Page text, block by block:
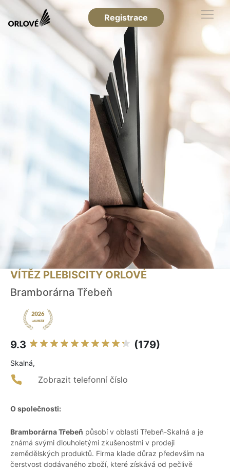
Registrace
VÍTĚZ PLEBISCITY ORLOVÉ
Bramborárna Třebeň
9.3 (179)
Skalná,
Zobrazit telefonní číslo
O společnosti:
Bramborárna Třebeň působí v oblasti Třebeň-Skalná a je
známá svými dlouholetými zkušenostmi v prodeji
zemědělských produktů. Firma klade důraz především na
čerstvost dodávaného zboží, které získává od pečlivě